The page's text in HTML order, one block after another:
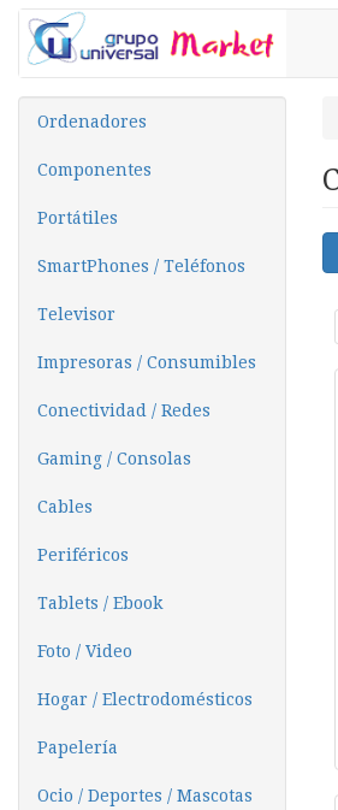
Ordenadores
Componentes
Portátiles
SmartPhones / Teléfonos
Televisor
Impresoras / Consumibles
Conectividad / Redes
Gaming / Consolas
Cables
Periféricos
Tablets / Ebook
Foto / Video
Hogar / Electrodomésticos
Papelería
Ocio / Deportes / Mascotas